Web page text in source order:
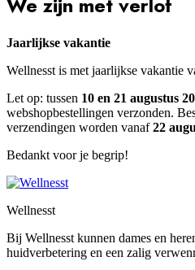
Jaarlijkse vakantie
Wellnesst is met jaarlijkse vakantie
Let op: tussen 10 en 21 augustus
webshopbestellingen verzonden.
verzendingen worden vanaf22
Bedankt voor je begrip!
Wellnesst
Bij Wellnesst kunnen dames en
huidverbetering en een zalig